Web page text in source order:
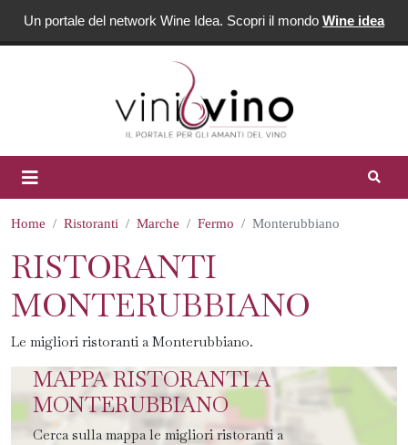
Un portale del network Wine Idea. Scopri il mondo Wine idea
Home Ristoranti Marche Fermo Monterubbiano
RISTORANTI
MONTERUBBIANO
Le migliori ristoranti a Monterubbiano.
MAPPA RISTORANTI A
MONTERUBBIANO
Cerca sulla mappa le migliori ristoranti a